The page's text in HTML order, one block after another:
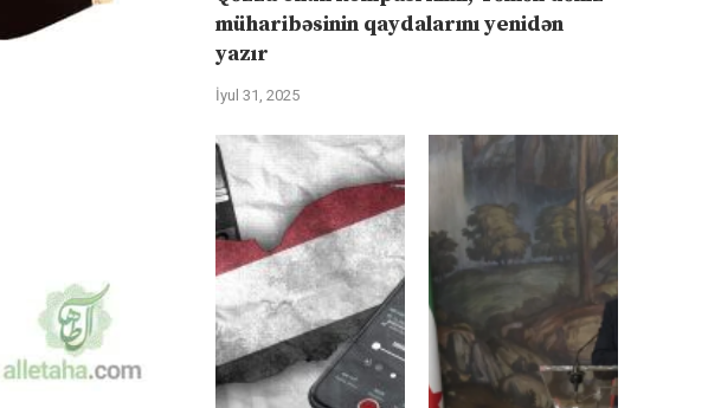
müharibəsinin qaydalarını yenidən
yazır
İyul 31, 2025